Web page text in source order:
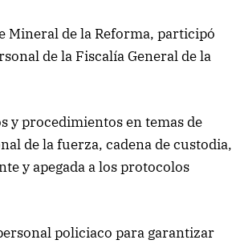
Mineral de la Reforma, participó
de la Fiscalía General de la
y procedimientos en temas de
de la fuerza, cadena de custodia,
y apegada a los protocolos
policiaco para garantizar